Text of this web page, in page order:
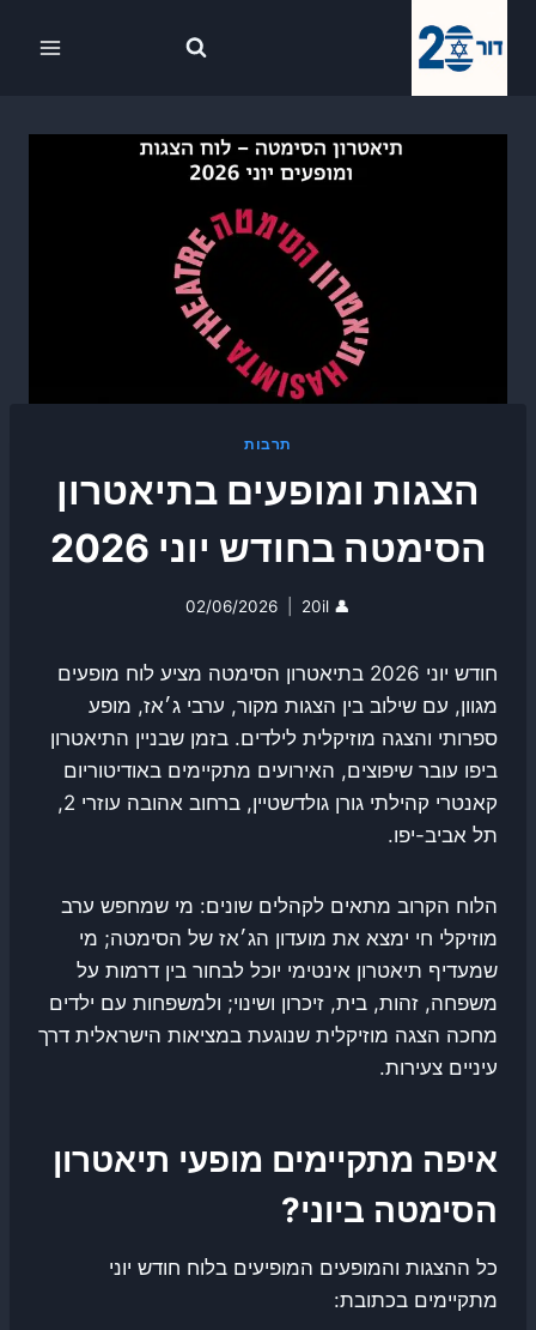
תרבות
הצגות ומופעים בתיאטרון
הסימטה בחודש יוני 2026
👤
20il
02/06/2026
חודש יוני 2026 בתיאטרון הסימטה מציע לוח מופעים
מגוון, עם שילוב בין הצגות מקור, ערבי ג׳אז, מופע
ספרותי והצגה מוזיקלית לילדים. בזמן שבניין התיאטרון
ביפו עובר שיפוצים, האירועים מתקיימים באודיטוריום
קאנטרי קהילתי גורן גולדשטיין, ברחוב אהובה עוזרי 2,
תל אביב-יפו.
הלוח הקרוב מתאים לקהלים שונים: מי שמחפש ערב
מוזיקלי חי ימצא את מועדון הג׳אז של הסימטה; מי
שמעדיף תיאטרון אינטימי יוכל לבחור בין דרמות על
משפחה, זהות, בית, זיכרון ושינוי; ולמשפחות עם ילדים
מחכה הצגה מוזיקלית שנוגעת במציאות הישראלית דרך
עיניים צעירות.
איפה מתקיימים מופעי תיאטרון
הסימטה ביוני?
כל ההצגות והמופעים המופיעים בלוח חודש יוני
מתקיימים בכתובת: